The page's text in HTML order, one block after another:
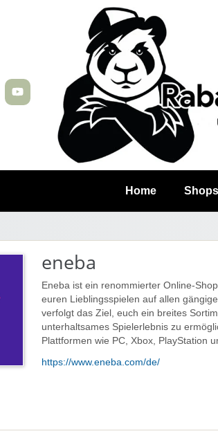
Home Shops
eneba
Eneba ist ein renommierter Online-
euren Lieblingsspielen auf allen
verfolgt das Ziel, euch ein breites
unterhaltsames Spielerlebnis zu
Plattformen wie PC, Xbox, PlayStation
https://www.eneba.com/de/